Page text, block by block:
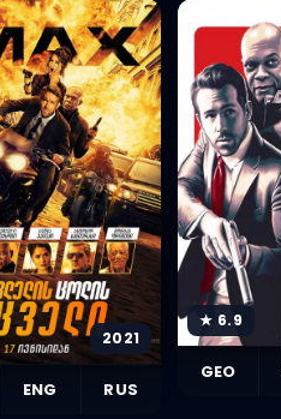
2021
ENG RUS
★ 6.9
GEO